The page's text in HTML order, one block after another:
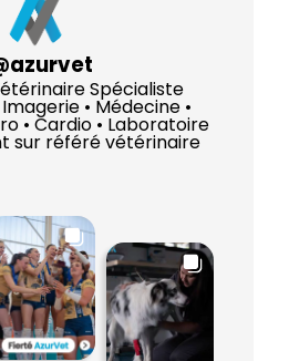
azurvet
Spécialiste
• Médecine •
• Cardio • Laboratoire
sur référé vétérinaire